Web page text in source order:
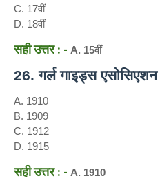
C. 17वीं
D. 18वीं
सही उत्तर : - A. 15वीं
26. गर्ल गाइड्स
A. 1910
B. 1909
C. 1912
D. 1915
सही उत्तर : - A. 1910